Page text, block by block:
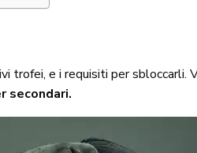
trofei, e i requisiti per sbloccarli.
secondari.